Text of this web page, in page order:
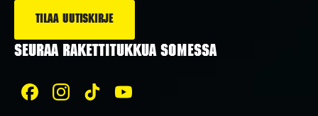
SEURAA RAKETTITUKKUA SOMESSA